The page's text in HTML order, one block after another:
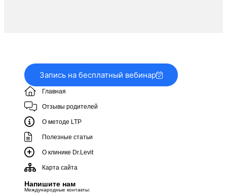
Запись на бесплатный вебинар
Главная
Отзывы родителей
О методе LTP
Полезные статьи
О клинике Dr.Levit
Карта сайта
Напишите нам
Международные контакты: